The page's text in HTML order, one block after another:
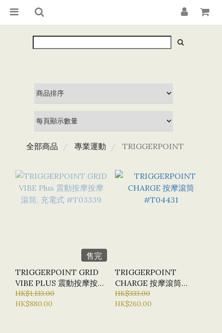
全部商品 專業運動 TRIGGERPOINT
售完
TRIGGERPOINT GRID
VIBE PLUS 震動按摩按摩
滾筒, 充電式 #T03339
HK$1,133.00
HK$880.00
TRIGGERPOINT
CHARGE 按摩滾筒
#T04431
HK$333.00
HK$260.00